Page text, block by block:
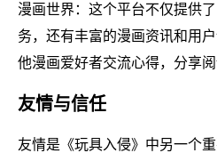
漫画世界：这个平台不仅提供
务，还有丰富的漫画资讯和用
他漫画爱好者交流心得，分享阅
友情与信任
友情是《玩具入侵》中另一个